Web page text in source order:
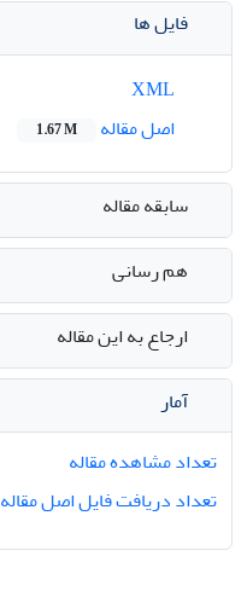
فایل ها
اصل مقاله
1.67 M
سابقه مقاله
هم رسانی
ارجاع به این مقاله
آمار
تعداد مشاهده مقاله
تعداد دریافت فایل اصل مقاله